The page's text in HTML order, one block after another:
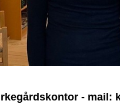
- mail: